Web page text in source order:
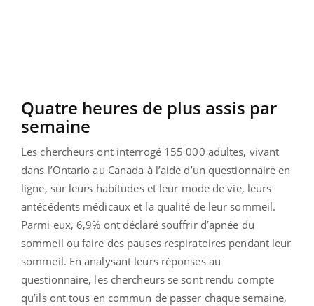
Quatre heures de plus assis par
semaine
Les chercheurs ont interrogé 155 000 adultes, vivant
dans l’Ontario au Canada à l’aide d’un questionnaire en
ligne, sur leurs habitudes et leur mode de vie, leurs
antécédents médicaux et la qualité de leur sommeil.
Parmi eux, 6,9% ont déclaré souffrir d’apnée du
sommeil ou faire des pauses respiratoires pendant leur
sommeil. En analysant leurs réponses au
questionnaire, les chercheurs se sont rendu compte
qu’ils ont tous en commun de passer chaque semaine,